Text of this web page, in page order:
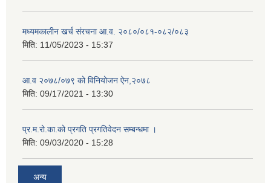
मध्यमकालीन खर्च संरचना आ.व. २०८०/०८१-०८२/०८३
मिति: 11/05/2023 - 15:37
आ.व २०७८/०७९ को विनियोजन ऐन,२०७८
मिति: 09/17/2021 - 13:30
प्र.म.रो.का.को प्रगति प्रगतिवेदन सम्बन्धमा ।
मिति: 09/03/2020 - 15:28
अन्य